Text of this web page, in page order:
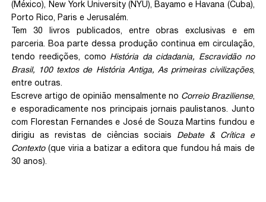
(México), New York University (NYU), Bayamo e Havana (Cuba),
Porto Rico, Paris e Jerusalém.
Tem 30 livros publicados, entre obras exclusivas e em
parceria. Boa parte dessa produção continua em circulação,
tendo reedições, como História da cidadania, Escravidão no
Brasil, 100 textos de História Antiga, As primeiras civilizações,
entre outras.
Escreve artigo de opinião mensalmente no Correio Braziliense,
e esporadicamente nos principais jornais paulistanos. Junto
com Florestan Fernandes e José de Souza Martins fundou e
dirigiu as revistas de ciências sociais Debate & Crítica e
Contexto(que viria a batizar a editora que fundou há mais de
30 anos).